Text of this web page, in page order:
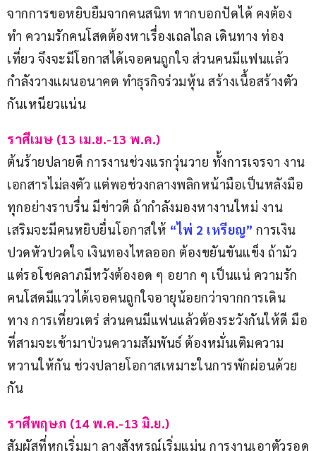
จากการขอหยิบยืมจากคนสนิท หากบอกปัดได้ คงต้อง
ทำ ความรักคนโสดต้องหาเรื่องเถลไถล เดินทาง ท่อง
เที่ยว จึงจะมีโอกาสได้เจอคนถูกใจ ส่วนคนมีแฟนแล้ว
กำลังวางแผนอนาคต ทำธุรกิจร่วมหุ้น สร้างเนื้อสร้างตัว
กันเหนียวแน่น
ราศีเมษ (13 เม.ย.-13 พ.ค.)
ต้นร้ายปลายดี การงานช่วงแรกวุ่นวาย ทั้งการเจรจา งาน
เอกสารไม่ลงตัว แต่พอช่วงกลางพลิกหน้ามือเป็นหลังมือ
ทุกอย่างราบรื่น มีข่าวดี ถ้ากำลังมองหางานใหม่ งาน
เสริมจะมีคนหยิบยื่นโอกาสให้ “ไพ่ 2 เหรียญ” การเงิน
ปวดหัวปวดใจ เงินทองไหลออก ต้องขยันขันแข็ง ถ้ามัว
แต่รอโชคลาภมีหวังต้องอด ๆ อยาก ๆ เป็นแน่ ความรัก
คนโสดมีแววได้เจอคนถูกใจอายุน้อยกว่าจากการเดิน
ทาง การเที่ยวเตร่ ส่วนคนมีแฟนแล้วต้องระวังกันให้ดี มือ
ที่สามจะเข้ามาป่วนความสัมพันธ์ ต้องหมั่นเติมความ
หวานให้กัน ช่วงปลายโอกาสเหมาะในการพักผ่อนด้วย
กัน
ราศีพฤษภ (14 พ.ค.-13 มิ.ย.)
สัมผัสที่หกเริ่มมา ลางสังหรณ์เริ่มแม่น การงานเอาตัวรอด